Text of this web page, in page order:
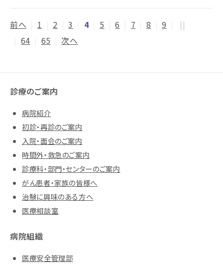
前へ 1 2 3 4 5 6 7 8 9
||
64 65 次へ
診療のご案内
病院紹介
初診・再診のご案内
入院・面会のご案内
時間外・救急のご案内
診療科・部門・センターのご案内
がん患者・家族の皆様へ
治験に興味のある方へ
医療相談室
病院組織
医療安全管理部